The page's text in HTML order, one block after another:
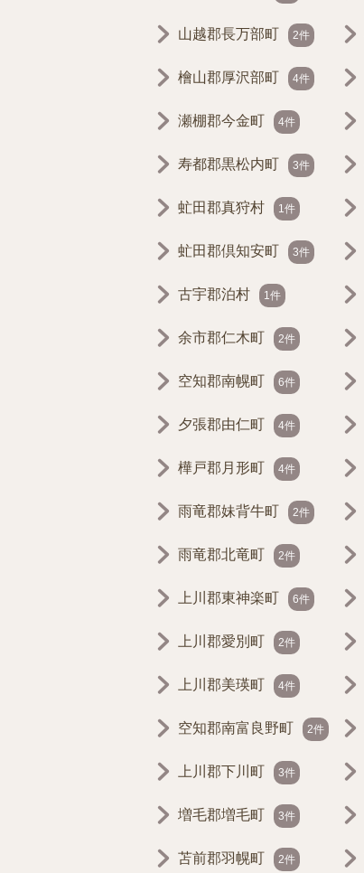
山越郡長万部町 2件
檜山郡厚沢部町 4件
瀬棚郡今金町 4件
寿都郡黒松内町 3件
虻田郡真狩村 1件
虻田郡倶知安町 3件
古宇郡泊村 1件
余市郡仁木町 2件
空知郡南幌町 6件
夕張郡由仁町 4件
樺戸郡月形町 4件
雨竜郡妹背牛町 2件
雨竜郡北竜町 2件
上川郡東神楽町 6件
上川郡愛別町 2件
上川郡美瑛町 4件
空知郡南富良野町 2件
上川郡下川町 3件
増毛郡増毛町 3件
苫前郡羽幌町 2件